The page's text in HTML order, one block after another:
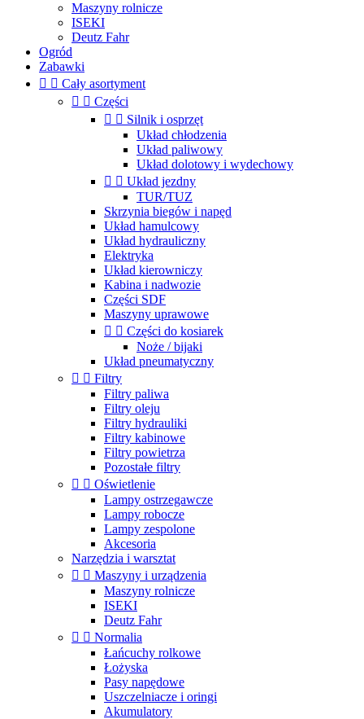
Maszyny rolnicze
ISEKI
Deutz Fahr
Ogród
Zabawki
  Cały asortyment
  Części
  Silnik i osprzęt
Układ chłodzenia
Układ paliwowy
Układ dolotowy i wydechowy
  Układ jezdny
TUR/TUZ
Skrzynia biegów i napęd
Układ hamulcowy
Układ hydrauliczny
Elektryka
Układ kierowniczy
Kabina i nadwozie
Części SDF
Maszyny uprawowe
  Części do kosiarek
Noże / bijaki
Układ pneumatyczny
  Filtry
Filtry paliwa
Filtry oleju
Filtry hydrauliki
Filtry kabinowe
Filtry powietrza
Pozostałe filtry
  Oświetlenie
Lampy ostrzegawcze
Lampy robocze
Lampy zespolone
Akcesoria
Narzędzia i warsztat
  Maszyny i urządzenia
Maszyny rolnicze
ISEKI
Deutz Fahr
  Normalia
Łańcuchy rolkowe
Łożyska
Pasy napędowe
Uszczelniacze i oringi
Akumulatory